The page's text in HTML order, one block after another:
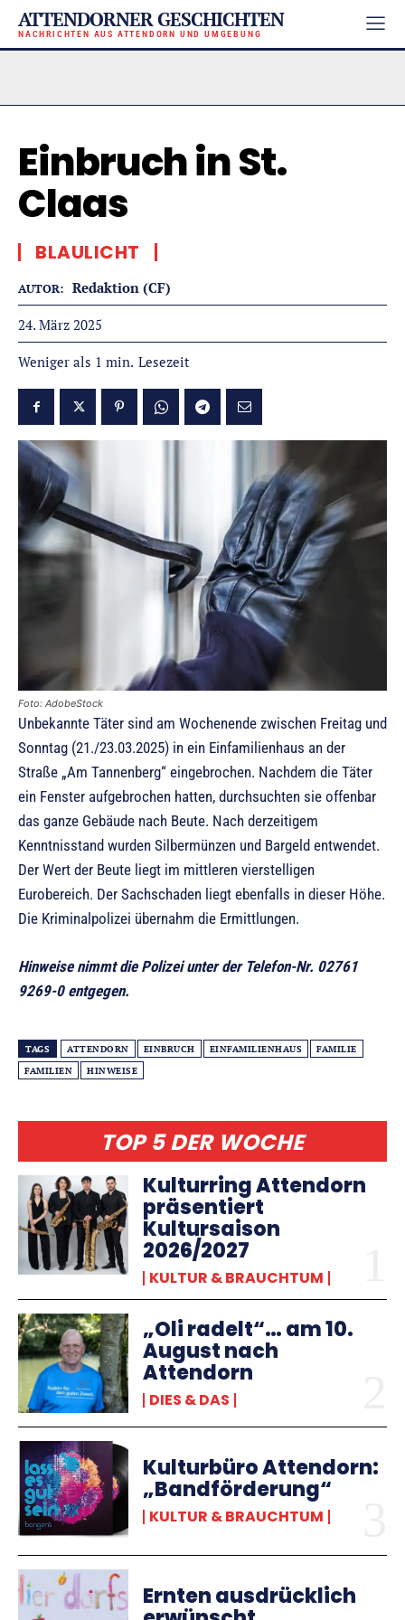
ATTENDORNER GESCHICHTEN
NACHRICHTEN AUS ATTENDORN UND UMGEBUNG
TOP 5 DER WOCHE
Kulturring Attendorn
präsentiert
Kultursaison
2026/2027
KULTUR & BRAUCHTUM
„Oli radelt“… am 10.
August nach
Attendorn
DIES & DAS
Kulturbüro Attendorn:
„Bandförderung“
KULTUR & BRAUCHTUM
Ernten ausdrücklich
Einbruch in St.
Claas
BLAULICHT
AUTOR: Redaktion (CF)
24. März 2025
Weniger als 1 min. Lesezeit
Foto: AdobeStock
Unbekannte Täter sind am Wochenende zwischen Freitag und
Sonntag (21./23.03.2025) in ein Einfamilienhaus an der
Straße „Am Tannenberg“ eingebrochen. Nachdem die Täter
ein Fenster aufgebrochen hatten, durchsuchten sie offenbar
das ganze Gebäude nach Beute. Nach derzeitigem
Kenntnisstand wurden Silbermünzen und Bargeld entwendet.
Der Wert der Beute liegt im mittleren vierstelligen
Eurobereich. Der Sachschaden liegt ebenfalls in dieser Höhe.
Die Kriminalpolizei übernahm die Ermittlungen.
Hinweise nimmt die Polizei unter der Telefon-Nr. 02761
9269-0 entgegen.
TAGS ATTENDORN EINBRUCH EINFAMILIENHAUS
FAMILIE
FAMILIEN
HINWEISE